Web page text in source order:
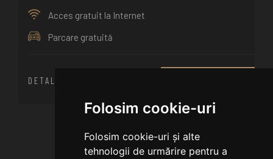
Folosim cookie-uri
Folosim cookie-uri și alte
tehnologii de urmărire pentru a
Acces gratuit la Internet
Parcare gratuită
DETALII